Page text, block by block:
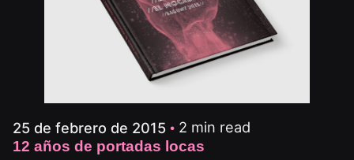
25 de febrero de 2015 2 min read
12 años de portadas locas